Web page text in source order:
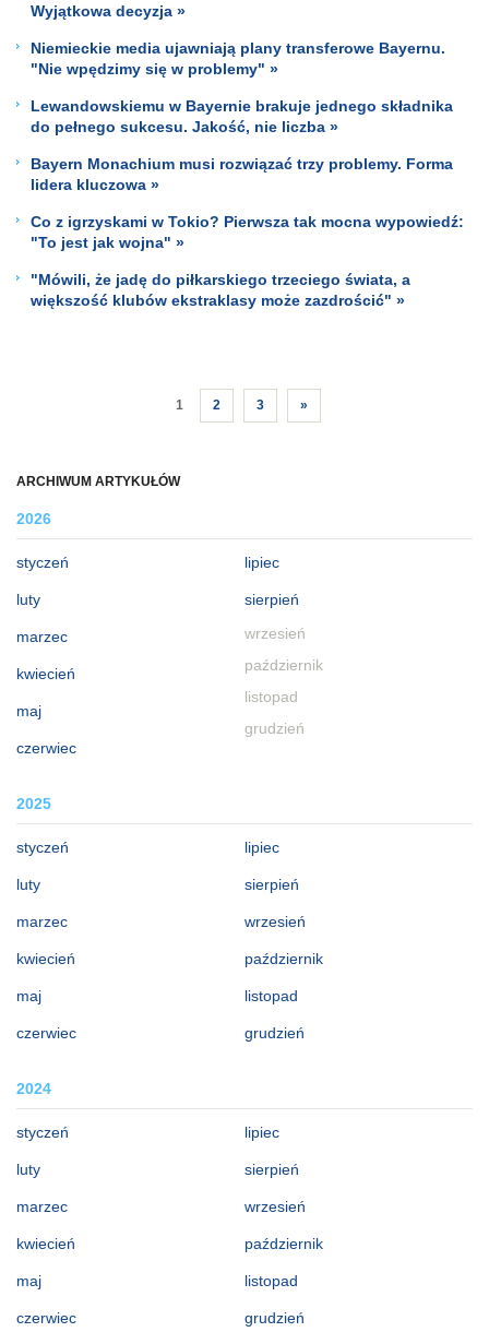
ARCHIWUM ARTYKUŁÓW
2026
styczeń
luty
marzec
kwiecień
maj
czerwiec
lipiec
sierpień
wrzesień
październik
listopad
grudzień
2025
styczeń
luty
marzec
kwiecień
maj
czerwiec
lipiec
sierpień
wrzesień
październik
listopad
grudzień
2024
styczeń
luty
marzec
kwiecień
maj
czerwiec
lipiec
sierpień
wrzesień
październik
listopad
grudzień
Wyjątkowa decyzja »
Niemieckie media ujawniają plany transferowe Bayernu.
"Nie wpędzimy się w problemy" »
Lewandowskiemu w Bayernie brakuje jednego składnika
do pełnego sukcesu. Jakość, nie liczba »
Bayern Monachium musi rozwiązać trzy problemy. Forma
lidera kluczowa »
Co z igrzyskami w Tokio? Pierwsza tak mocna wypowiedź:
"To jest jak wojna" »
"Mówili, że jadę do piłkarskiego trzeciego świata, a
większość klubów ekstraklasy może zazdrościć" »
1 2 3 »